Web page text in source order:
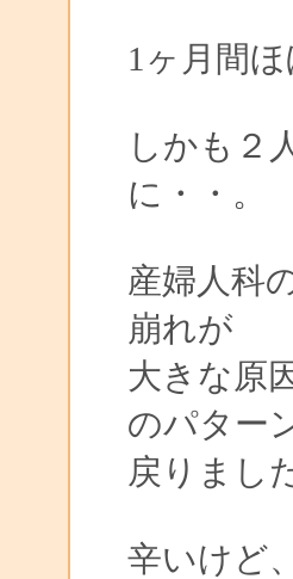
1ヶ月間
しかも２
に・・。
産婦人科
崩れが
大きな原
のパター
戻りまし
辛いけど